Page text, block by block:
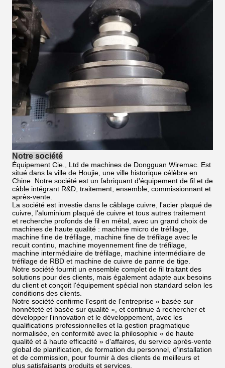
Notre société
Équipement Cie., Ltd de machines de Dongguan Wiremac. Est
situé dans la ville de Houjie, une ville historique célèbre en
Chine. Notre société est un fabriquant d'équipement de fil et de
câble intégrant R&D, traitement, ensemble, commissionnant et
après-vente.
La société est investie dans le câblage cuivre, l'acier plaqué de
cuivre, l'aluminium plaqué de cuivre et tous autres traitement
et recherche profonds de fil en métal, avec un grand choix de
machines de haute qualité : machine micro de tréfilage,
machine fine de tréfilage, machine fine de tréfilage avec le
recuit continu, machine moyennement fine de tréfilage,
machine intermédiaire de tréfilage, machine intermédiaire de
tréfilage de RBD et machine de cuivre de panne de tige.
Notre société fournit un ensemble complet de fil traitant des
solutions pour des clients, mais également adapte aux besoins
du client et conçoit l'équipement spécial non standard selon les
conditions des clients.
Notre société confirme l'esprit de l'entreprise « basée sur
honnêteté et basée sur qualité », et continue à rechercher et
développer l'innovation et le développement, avec les
qualifications professionnelles et la gestion pragmatique
normalisée, en conformité avec la philosophie « de haute
qualité et à haute efficacité » d'affaires, du service après-vente
global de planification, de formation du personnel, d'installation
et de commission, pour fournir à des clients de meilleurs et
plus satisfaisants produits et services.